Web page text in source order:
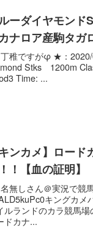
ーダイヤモン
ナロア産駒タガ
稚ですがφ ★：
Stks 1200m
Time: ...
キンカメ】ロー
！【血の証明】
無しさん＠実況で競
キングカメ
ルランドのカラ競馬場
ドカナ...